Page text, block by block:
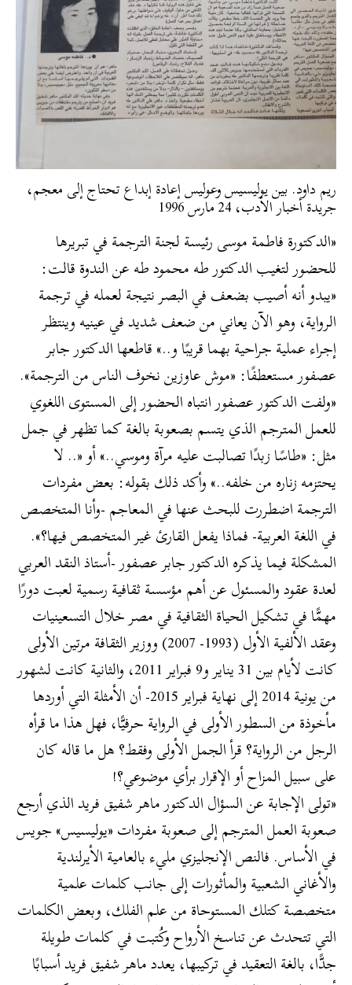
ريم داود. بين يوليسيس وعوليس إعادة إبداع تحتاج إلى معجم،
جريدة أخبار الأدب، 24 مارس 1996
«الدكتورة فاطمة موسى رئيسة لجنة الترجمة في تبريرها
للحضور لتغيب الدكتور طه محمود طه عن الندوة قالت:
«يبدو أنه أصيب بضعف في البصر نتيجة لعمله في ترجمة
الرواية، وهو الآن يعاني من ضعف شديد في عينيه وينتظر
إجراء عملية جراحية بهما قريبًا و..» قاطعها الدكتور جابر
عصفور مستعطفًا: «موش عاوزين نخوف الناس من الترجمة».
«ولفت الدكتور عصفور انتباه الحضور إلى المستوى اللغوي
للعمل المترجم الذي يتسم بصعوبة بالغة كما تظهر في جمل
مثل: «طاسًا زبدًا تصالبت عليه مرآة وموسي..» أو «.. لا
يحتزمه زناره من خلفه..» وأكد ذلك بقوله: بعض مفردات
الترجمة اضطررت للبحث عنها في المعاجم -وأنا المتخصص
في اللغة العربية- فماذا يفعل القارئ غير المتخصص فيها؟».
المشكلة فيما يذكره الدكتور جابر عصفور -أستاذ النقد العربي
لعدة عقود والمسئول عن أهم مؤسسة ثقافية رسمية لعبت دورًا
مهمًّا في تشكيل الحياة الثقافية في مصر خلال التسعينيات
وعقد الألفية الأول (1993- 2007) ووزير الثقافة مرتين الأولى
كانت لأيام بين 31 يناير و9 فبراير 2011، والثانية كانت لشهور
من يونية 2014 إلى نهاية فبراير 2015- أن الأمثلة التي أوردها
مأخوذة من السطور الأولى في الرواية حرفيًّا، فهل هذا ما قرأه
الرجل من الرواية؟ قرأ الجمل الأولى وفقط؟ هل ما قاله كان
على سبيل المزاح أو الإقرار برأي موضوعي؟!
«تولى الإجابة عن السؤال الدكتور ماهر شفيق فريد الذي أرجع
صعوبة العمل المترجم إلى صعوبة مفردات «يوليسيس» جويس
في الأساس. فالنص الإنجليزي مليء بالعامية الأيرلندية
والأغاني الشعبية والمأثورات إلى جانب كلمات علمية
متخصصة كتلك المستوحاة من علم الفلك، وبعض الكلمات
التي تتحدث عن تناسخ الأرواح وكُتبت في كلمات طويلة
جدًّا، بالغة التعقيد في تركيبها، يعدد ماهر شفيق فريد أسبابًا